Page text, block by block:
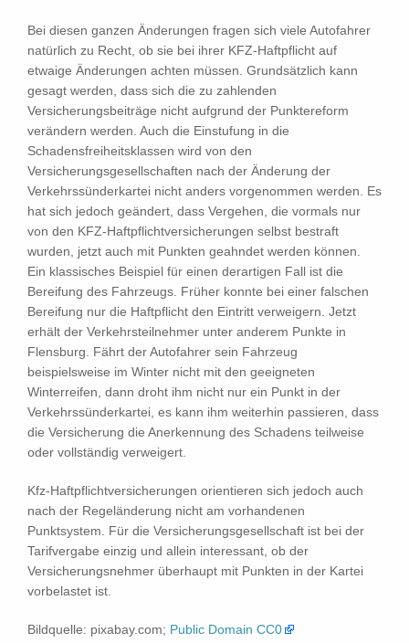
Bei diesen ganzen Änderungen fragen sich viele Autofahrer
natürlich zu Recht, ob sie bei ihrer KFZ-Haftpflicht auf
etwaige Änderungen achten müssen. Grundsätzlich kann
gesagt werden, dass sich die zu zahlenden
Versicherungsbeiträge nicht aufgrund der Punktereform
verändern werden. Auch die Einstufung in die
Schadensfreiheitsklassen wird von den
Versicherungsgesellschaften nach der Änderung der
Verkehrssünderkartei nicht anders vorgenommen werden. Es
hat sich jedoch geändert, dass Vergehen, die vormals nur
von den KFZ-Haftpflichtversicherungen selbst bestraft
wurden, jetzt auch mit Punkten geahndet werden können.
Ein klassisches Beispiel für einen derartigen Fall ist die
Bereifung des Fahrzeugs. Früher konnte bei einer falschen
Bereifung nur die Haftpflicht den Eintritt verweigern. Jetzt
erhält der Verkehrsteilnehmer unter anderem Punkte in
Flensburg. Fährt der Autofahrer sein Fahrzeug
beispielsweise im Winter nicht mit den geeigneten
Winterreifen, dann droht ihm nicht nur ein Punkt in der
Verkehrssünderkartei, es kann ihm weiterhin passieren, dass
die Versicherung die Anerkennung des Schadens teilweise
oder vollständig verweigert.
Kfz-Haftpflichtversicherungen orientieren sich jedoch auch
nach der Regeländerung nicht am vorhandenen
Punktsystem. Für die Versicherungsgesellschaft ist bei der
Tarifvergabe einzig und allein interessant, ob der
Versicherungsnehmer überhaupt mit Punkten in der Kartei
vorbelastet ist.
Bildquelle: pixabay.com; Public Domain CC0